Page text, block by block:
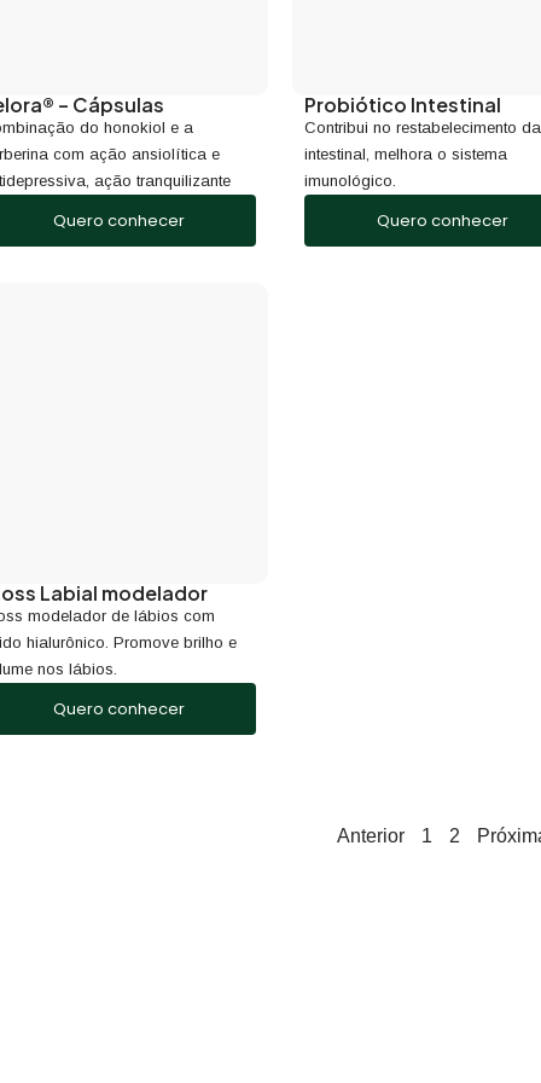
– Cápsulas
do honokiol e a
com ação ansiolítica e
ação tranquilizante
Quero conhecer
Probiótico Intestinal
Contribui no restabelecimento
intestinal, melhora o sistema
imunológico.
Quero conhecer
Labial modelador
modelador de lábios com
hialurônico. Promove brilho e
nos lábios.
Quero conhecer
Anterior 1 2